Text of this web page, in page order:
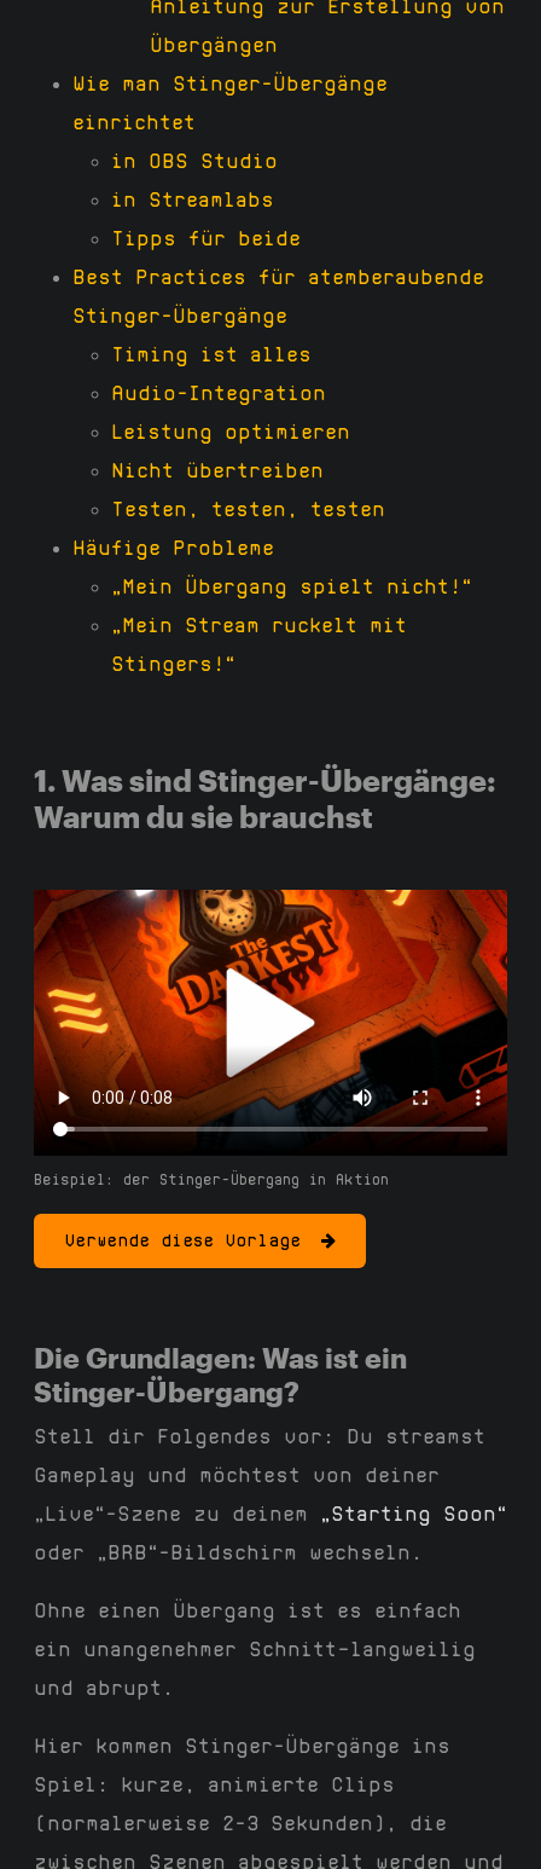
Anleitung zur Erstellung von
Übergängen
Wie man Stinger-Übergänge
einrichtet
in OBS Studio
in Streamlabs
Tipps für beide
Best Practices für atemberaubende
Stinger-Übergänge
Timing ist alles
Audio-Integration
Leistung optimieren
Nicht übertreiben
Testen, testen, testen
Häufige Probleme
„Mein Übergang spielt nicht!“
„Mein Stream ruckelt mit
Stingers!“
1. Was sind Stinger-Übergänge:
Warum du sie brauchst
Beispiel: der Stinger-Übergang in Aktion
Verwende diese Vorlage
Die Grundlagen: Was ist ein
Stinger-Übergang?
Stell dir Folgendes vor: Du streamst
Gameplay und möchtest von deiner
„Live“-Szene zu deinem
„Starting Soon“
oder „BRB“-Bildschirm wechseln.
Ohne einen Übergang ist es einfach
ein unangenehmer Schnitt—langweilig
und abrupt.
Hier kommen Stinger-Übergänge ins
Spiel: kurze, animierte Clips
(normalerweise 2-3 Sekunden), die
zwischen Szenen abgespielt werden und